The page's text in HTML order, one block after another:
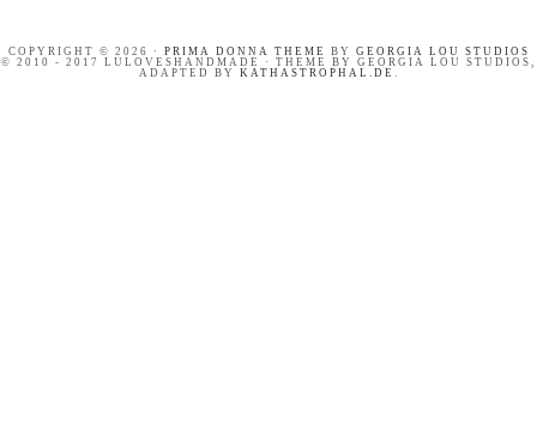
COPYRIGHT © 2026 · PRIMA DONNA THEME BY GEORGIA LOU STUDIOS
© 2010 - 2017 LULOVESHANDMADE · THEME BY GEORGIA LOU STUDIOS,
ADAPTED BY KATHASTROPHAL.DE